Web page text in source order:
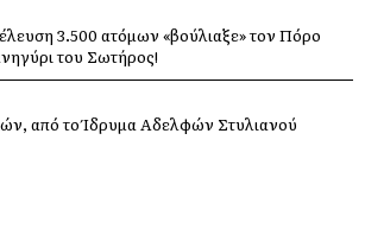
3.500 ατόμων «βούλιαξε» τον Πόρο
του Σωτήρος!
από το Ίδρυμα Αδελφών Στυλιανού